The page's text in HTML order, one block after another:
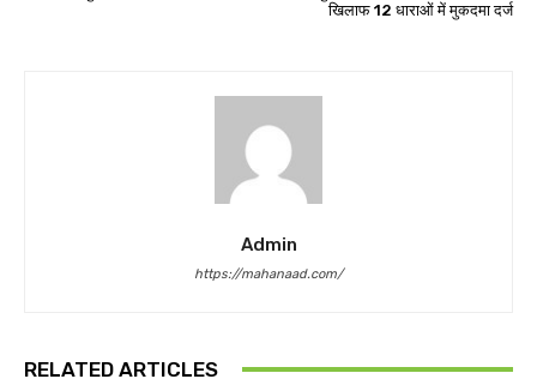
खिलाफ 12 धाराओं में मुकदमा दर्ज
Admin
https://mahanaad.com/
RELATED ARTICLES